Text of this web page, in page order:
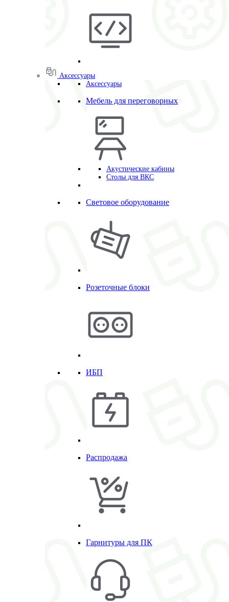
Аксессуары
Аксессуары
Мебель для переговорных
Акустические кабины
Столы для ВКС
Световое оборудование
Розеточные блоки
ИБП
Распродажа
Гарнитуры для ПК